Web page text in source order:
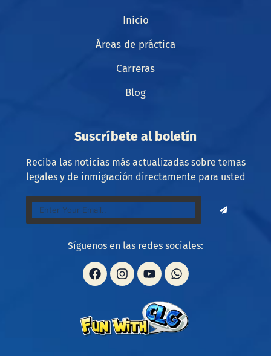
Inicio
Áreas de práctica
Carreras
Blog
Suscríbete al boletín
Reciba las noticias más actualizadas sobre temas
legales y de inmigración directamente para usted
Síguenos en las redes sociales: